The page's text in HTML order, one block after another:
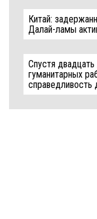
Китай:
Далай-ламы
Спустя
гуманитарных
справедливость